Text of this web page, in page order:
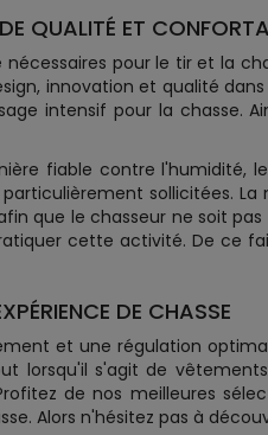
QUALITÉ ET
pour le tir et la
innovation et qualité
intensif pour la chasse.
fiable contre l'humidité,
sollicitées.
que le chasseur ne soit
cette activité. De ce
DE CHASSE
et une régulation
lorsqu'il s'agit de
de nos meilleures
Alors n'hésitez pas à